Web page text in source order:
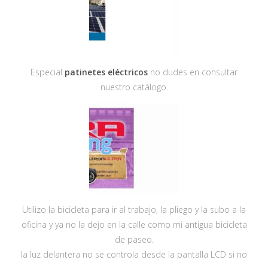
Especial patinetes eléctricos no dudes en consultar
nuestro catálogo.
Utilizo la bicicleta para ir al trabajo, la pliego y la subo a la
oficina y ya no la dejo en la calle como mi antigua bicicleta
de paseo.
la luz delantera no se controla desde la pantalla LCD si no